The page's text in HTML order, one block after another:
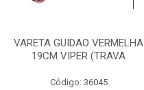
VARETA GUIDAO VERMELHA
19CM VIPER (TRAVA
Código: 36045